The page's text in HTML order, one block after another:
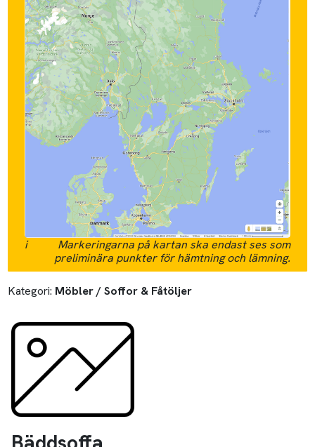
i
Markeringarna på kartan ska endast ses som
preliminära punkter för hämtning och lämning.
Kategori: Möbler / Soffor & Fåtöljer